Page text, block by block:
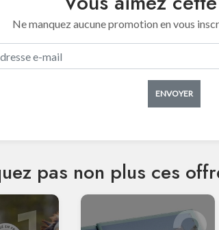
Ne manquez aucune promotion en vous
ENVOYER
pas non plus ces